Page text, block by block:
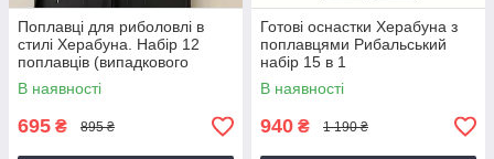
Поплавці для риболовлі в
стилі Херабуна. Набір 12
поплавців (випадкового
кольору ваги та довжини) +
коробка
В наявності
695 ₴ 895 ₴
Готові оснастки Херабуна з
поплавцями Рибальський
набір 15 в 1
В наявності
940 ₴ 1 190 ₴